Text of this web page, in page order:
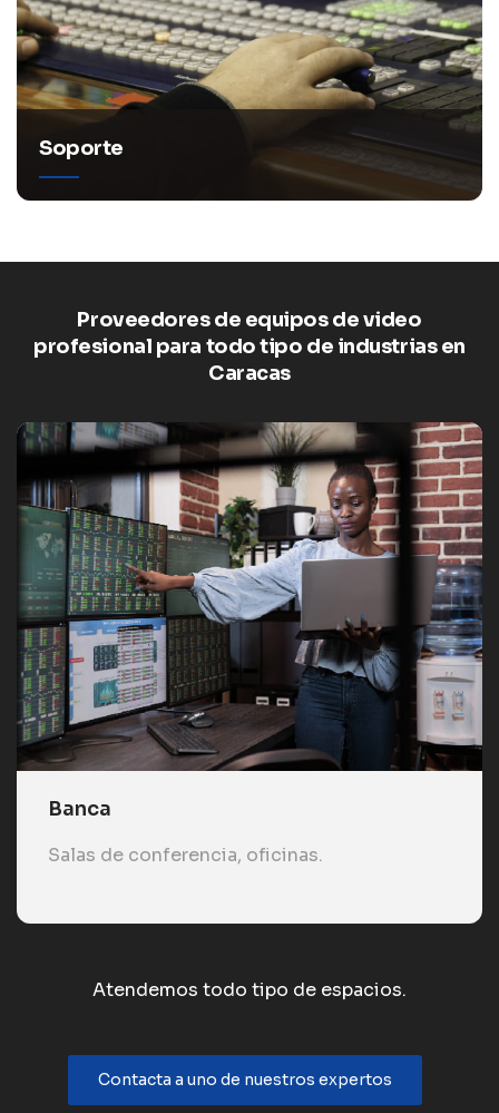
Soporte
Proveedores de equipos de video
profesional para todo tipo de industrias en
Caracas
Banca
Salas de conferencia, oficinas.
Atendemos todo tipo de espacios.
Contacta a uno de nuestros expertos